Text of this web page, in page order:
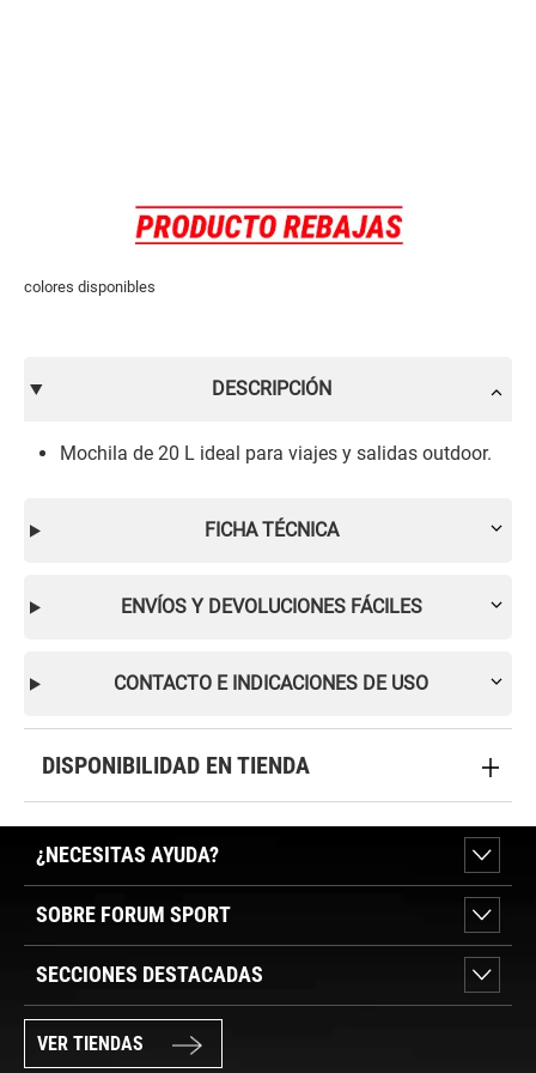
colores disponibles
DESCRIPCIÓN
Mochila de 20 L ideal para viajes y salidas outdoor.
FICHA TÉCNICA
ENVÍOS Y DEVOLUCIONES FÁCILES
CONTACTO E INDICACIONES DE USO
DISPONIBILIDAD EN TIENDA
¿NECESITAS AYUDA?
SOBRE FORUM SPORT
SECCIONES DESTACADAS
VER TIENDAS